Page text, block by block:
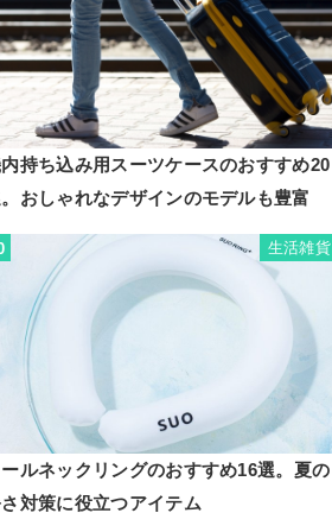
持ち込み用スーツケースのおすすめ20
おしゃれなデザインのモデルも豊富
生活雑貨
ルネックリングのおすすめ16選。夏の
対策に役立つアイテム